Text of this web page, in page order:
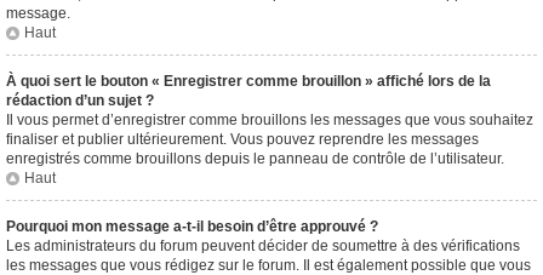
message.
Haut
À quoi sert le bouton « Enregistrer comme brouillon » affiché lors de la
rédaction d’un sujet ?
Il vous permet d’enregistrer comme brouillons les messages que vous souhaitez
finaliser et publier ultérieurement. Vous pouvez reprendre les messages
enregistrés comme brouillons depuis le panneau de contrôle de l’utilisateur.
Haut
Pourquoi mon message a-t-il besoin d’être approuvé ?
Les administrateurs du forum peuvent décider de soumettre à des vérifications
les messages que vous rédigez sur le forum. Il est également possible que vous